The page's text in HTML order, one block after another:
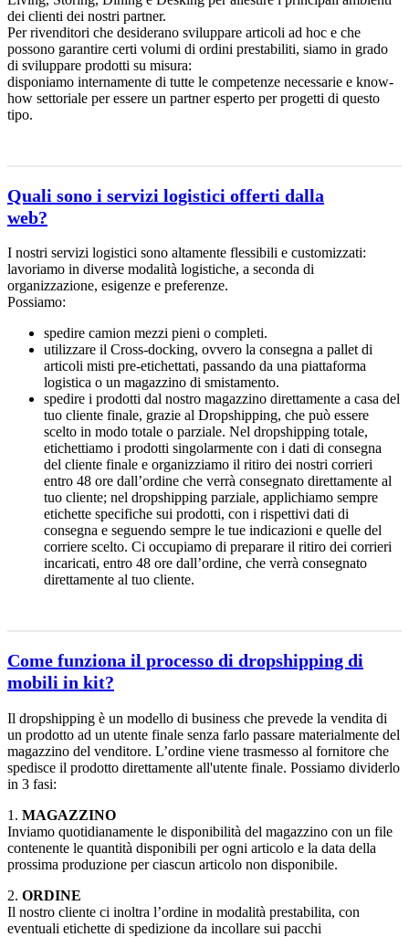
dei clienti dei nostri partner.
Per rivenditori che desiderano sviluppare articoli ad hoc e che
possono garantire certi volumi di ordini prestabiliti, siamo in grado
di sviluppare prodotti su misura:
disponiamo internamente di tutte le competenze necessarie e know-
how settoriale per essere un partner esperto per progetti di questo
tipo.
Quali sono i servizi logistici offerti dalla
web?
I nostri servizi logistici sono altamente flessibili e customizzati:
lavoriamo in diverse modalità logistiche, a seconda di
organizzazione, esigenze e preferenze.
Possiamo:
spedire camion mezzi pieni o completi.
utilizzare il Cross-docking, ovvero la consegna a pallet di
articoli misti pre-etichettati, passando da una piattaforma
logistica o un magazzino di smistamento.
spedire i prodotti dal nostro magazzino direttamente a casa del
tuo cliente finale, grazie al Dropshipping, che può essere
scelto in modo totale o parziale. Nel dropshipping totale,
etichettiamo i prodotti singolarmente con i dati di consegna
del cliente finale e organizziamo il ritiro dei nostri corrieri
entro 48 ore dall’ordine che verrà consegnato direttamente al
tuo cliente; nel dropshipping parziale, applichiamo sempre
etichette specifiche sui prodotti, con i rispettivi dati di
consegna e seguendo sempre le tue indicazioni e quelle del
corriere scelto. Ci occupiamo di preparare il ritiro dei corrieri
incaricati, entro 48 ore dall’ordine, che verrà consegnato
direttamente al tuo cliente.
Come funziona il processo di dropshipping di
mobili in kit?
Il dropshipping è un modello di business che prevede la vendita di
un prodotto ad un utente finale senza farlo passare materialmente del
magazzino del venditore. L’ordine viene trasmesso al fornitore che
spedisce il prodotto direttamente all'utente finale. Possiamo dividerlo
in 3 fasi:
1. MAGAZZINO
Inviamo quotidianamente le disponibilità del magazzino con un file
contenente le quantità disponibili per ogni articolo e la data della
prossima produzione per ciascun articolo non disponibile.
2. ORDINE
Il nostro cliente ci inoltra l’ordine in modalità prestabilita, con
eventuali etichette di spedizione da incollare sui pacchi